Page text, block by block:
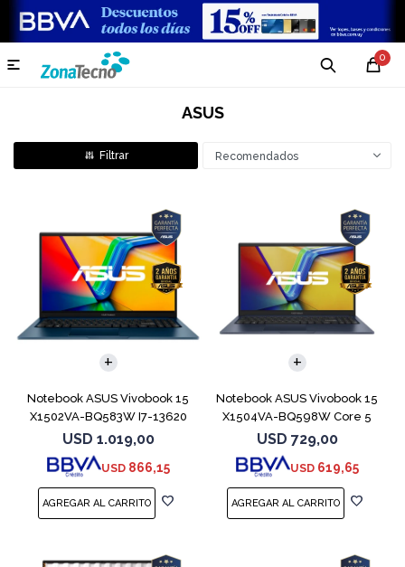
0

ASUS
Recomendados
Notebook ASUS Vivobook 15
X1502VA-BQ583W I7-13620
512GB 16GB
USD 1.019,00
USD 866,15
COMPARAR
Notebook ASUS Vivobook 15
X1504VA-BQ598W Core 5
120U 512GB
USD 729,00
USD 619,65
COMPARAR